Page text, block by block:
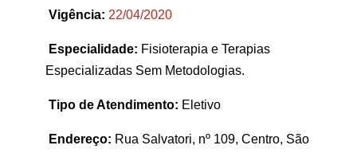
Vigência: 22/04/2020
Especialidade: Fisioterapia e Terapias
Especializadas Sem Metodologias.
Tipo de Atendimento: Eletivo
Endereço: Rua Salvatori, nº 109, Centro, São